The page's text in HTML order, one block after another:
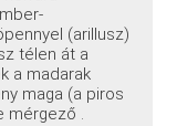
(arillusz)
télen át a
a madarak
maga (a piros
mérgező .